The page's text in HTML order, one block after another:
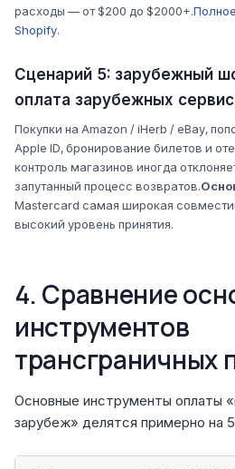
расходы — от $200 до $2000+.
Shopify.
Сценарий 5: зарубежный
оплата зарубежных
Покупки на Amazon / iHerb / eBay,
Apple ID, бронирование билетов и
контроль магазинов иногда
запутанный процесс возвратов.
Mastercard самая широкая
высокий уровень принятия.
4. Сравнение
инструментов
трансграничных
Основные инструменты оплаты
зарубеж» делятся примерно на